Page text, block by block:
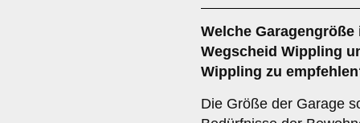
Welche Garagengröße
Wegscheid Wippling
Wippling zu
Die Größe der Garage